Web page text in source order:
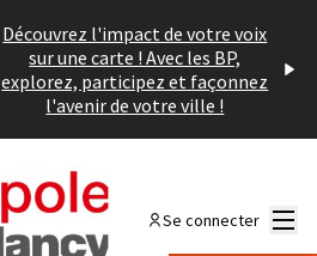
Découvrez l'impact de votre voix
sur une carte ! Avec les BP,
explorez, participez et façonnez
l'avenir de votre ville !
Se connecter